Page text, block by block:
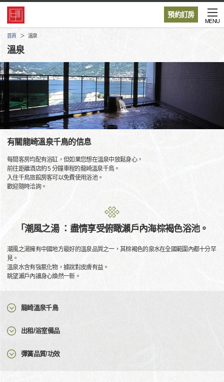
預約訂房
MENU
首頁 溫泉
溫泉
有關龍崎溫泉千鳥的信息
每間客房均配有浴缸，但如果您想在溫泉中放鬆身心，
前往距離酒店約 5 分鐘車程的龍崎溫泉千鳥。
入住千鳥旅館房客可以免費使用浴池。
歡迎隨時洽詢。
「潮風之湯 ：盡情享受俯瞰瀨戶內海棕褐色浴池。
潮風之湯擁有中國地方最好的溫泉品質之一，其棕褐色的泉水在全國範圍內都十分罕
見。
溫泉水含有強氯化物，據說對皮膚有益。
眺望瀨戶內讓身心煥然一新。
龍崎溫泉千鳥
出租/浴室備品
彈簧品質/功效